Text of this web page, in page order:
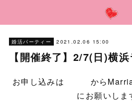
婚活パーティー 2021.02.06 15:00
【開催終了】2/7(日)横
お申し込みは
から
にお願いしま